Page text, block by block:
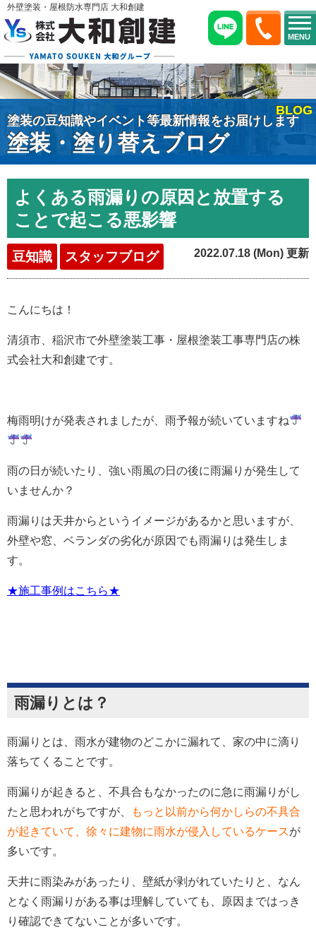
MENU
外壁塗装・屋根防水専門店 大和創建
塗装の豆知識やイベント等最新情報をお届けします
塗装・塗り替えブログ
BLOG
よくある雨漏りの原因と放置する
ことで起こる悪影響
豆知識 スタッフブログ 2022.07.18 (Mon) 更新
こんにちは！
清須市、稲沢市で外壁塗装工事・屋根塗装工事専門店の株
式会社大和創建です。
梅雨明けが発表されましたが、雨予報が続いていますね
雨の日が続いたり、強い雨風の日の後に雨漏りが発生して
いませんか？
雨漏りは天井からというイメージがあるかと思いますが、
外壁や窓、ベランダの劣化が原因でも雨漏りは発生しま
す。
★施工事例はこちら★
雨漏りとは？
雨漏りとは、雨水が建物のどこかに漏れて、家の中に滴り
落ちてくることです。
雨漏りが起きると、不具合もなかったのに急に雨漏りがし
た と思われがちですが、 もっと以前から何かしらの不具合
が起きていて、徐々に建物に雨水が侵入 しているケースが
多いです。
天井に雨染みがあったり、壁紙が剥がれていたりと、なん
となく雨漏りがある事は理解していても、原因まではっき
り確認できてないことが多いです。